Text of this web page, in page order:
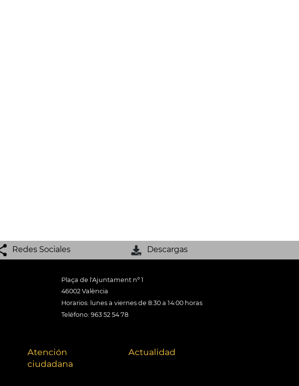
Redes Sociales Descargas
Plaça de l'Ajuntament nº 1
46002 València
Horarios: lunes a viernes de 8:30 a 14:00 horas
Teléfono: 963 52 54 78
Atención
ciudadana
Actualidad